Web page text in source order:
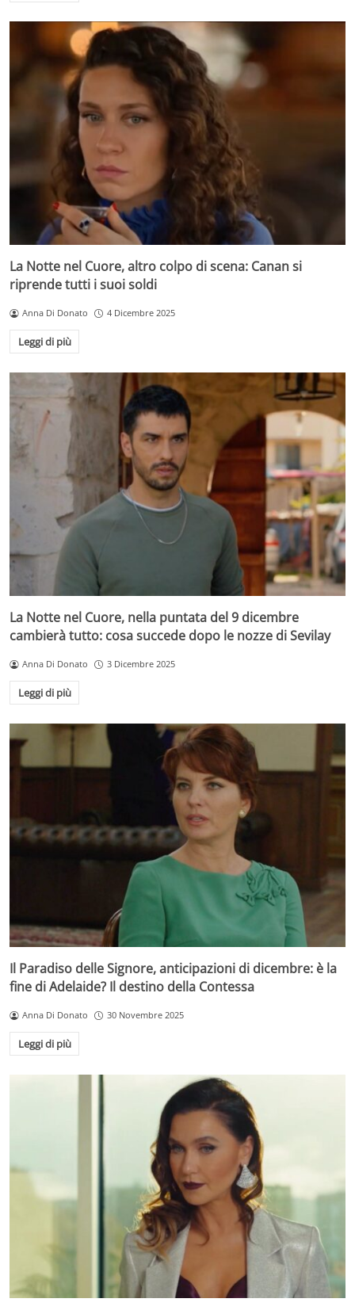
La Notte nel Cuore, altro colpo di scena: Canan si
riprende tutti i suoi soldi
Anna Di Donato 4 Dicembre 2025
Leggi di più
La Notte nel Cuore, nella puntata del 9 dicembre
cambierà tutto: cosa succede dopo le nozze di Sevilay
Anna Di Donato 3 Dicembre 2025
Leggi di più
Il Paradiso delle Signore, anticipazioni di dicembre: è la
fine di Adelaide? Il destino della Contessa
Anna Di Donato 30 Novembre 2025
Leggi di più